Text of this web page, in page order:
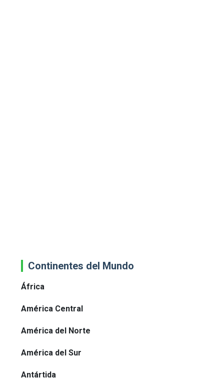
Continentes del Mundo
África
América Central
América del Norte
América del Sur
Antártida